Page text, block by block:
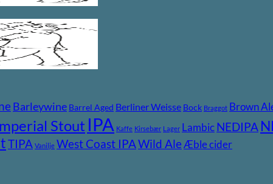
Barleywine Barrel Aged Berliner Weisse Bock Braggot Brown
Stout IPA Kaffe Kirsebær Lager LambicNEDIPA
TIPA Vanilje West Coast IPAWild AleÆble cider